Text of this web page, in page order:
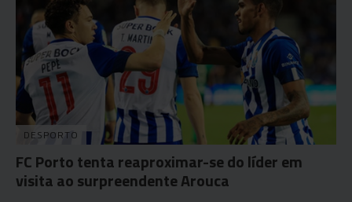
DESPORTO
FC Porto tenta reaproximar-se do líder em
visita ao surpreendente Arouca